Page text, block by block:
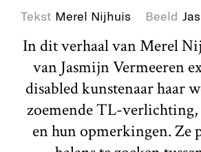
Tekst Merel Nijhuis Beeld
In dit verhaal van Merel
van Jasmijn Vermeeren
disabled kunstenaar haar
zoemende TL-
en hun opmerkingen. Ze